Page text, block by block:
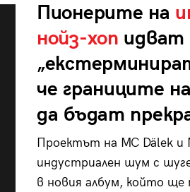
Пионерите на
нойз-хоп идват
че границите
да бъдат
Проектът на MC Dälek и
индустриален шум с
в новия албум, който